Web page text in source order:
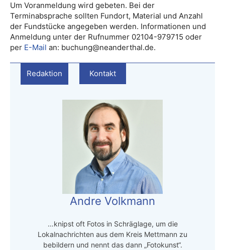
Um Voranmeldung wird gebeten. Bei der
Terminabsprache sollten Fundort, Material und Anzahl
der Fundstücke angegeben werden. Informationen und
Anmeldung unter der Rufnummer 02104-979715 oder
per E-Mail an: buchung@neanderthal.de.
Redaktion Kontakt
Andre Volkmann
…knipst oft Fotos in Schräglage, um die
Lokalnachrichten aus dem Kreis Mettmann zu
bebildern und nennt das dann „Fotokunst“.